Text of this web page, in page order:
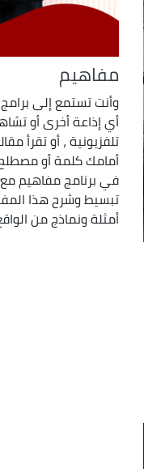
مفاهيم
وأنت تستمع إلى برامج
أي إذاعة أخرى أو
تلفزيونية ، أو تقرأ
أمامك كلمة أو
في برنامج مفاهيم
تبسيط وشرح هذا
أمثلة ونماذج من